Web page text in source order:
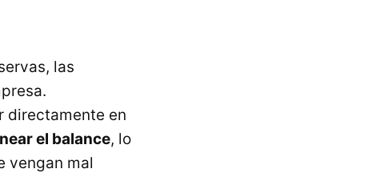
las
directamente en
el balance, lo
vengan mal